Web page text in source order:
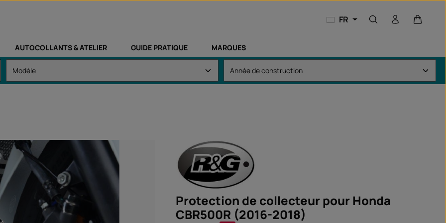
FR Le
AUTOCOLLANTS & ATELIER GUIDE PRATIQUE MARQUES
Protection de collecteur pour Honda
CBR500R (2016-2018)